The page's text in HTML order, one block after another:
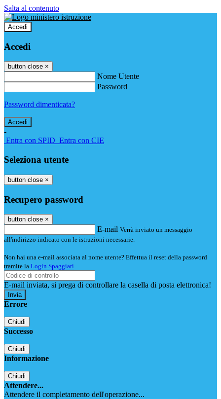
Salta al contenuto
Accedi
Accedi
button close ×
Nome Utente
Password
Password dimenticata?
-
Entra con SPID Entra con CIE
Seleziona utente
button close ×
Recupero password
button close ×
E-mail Verrà inviato un messaggio
all'indirizzo indicato con le istruzioni necessarie.
Non hai una e-mail associata al nome utente? Effettua il reset della password
tramite la Login Spaggiari
E-mail inviata, si prega di controllare la casella di posta elettronica!
Errore
Chiudi
Successo
Chiudi
Informazione
Chiudi
Attendere...
Attendere il completamento dell'operazione...